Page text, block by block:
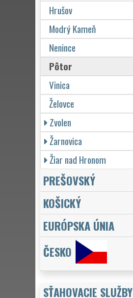
Hrušov
Modrý Kameň
Nenince
Pôtor
Vinica
Želovce
Zvolen
Žarnovica
Žiar nad Hronom
PREŠOVSKÝ
KOŠICKÝ
EURÓPSKA ÚNIA
ČESKO
SŤAHOVACIE SLUŽBY